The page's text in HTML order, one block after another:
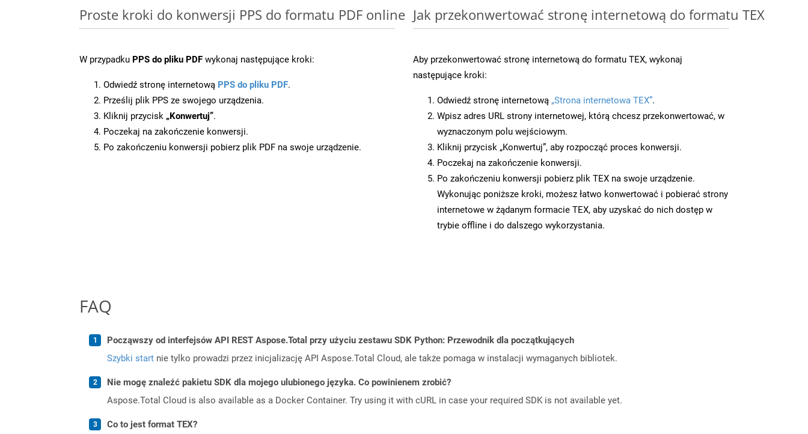
Proste kroki do konwersji PPS do formatu PDF online
W przypadku PPS do pliku PDF wykonaj następujące kroki:
Odwiedź stronę internetową PPS do pliku PDF.
Prześlij plik PPS ze swojego urządzenia.
Kliknij przycisk „Konwertuj”.
Poczekaj na zakończenie konwersji.
Po zakończeniu konwersji pobierz plik PDF na swoje urządzenie.
Jak przekonwertować stronę internetową do formatu TEX
Aby przekonwertować stronę internetową do formatu TEX, wykonaj
następujące kroki:
Odwiedź stronę internetową „Strona internetowa TEX”.
Wpisz adres URL strony internetowej, którą chcesz przekonwertować, w
wyznaczonym polu wejściowym.
Kliknij przycisk „Konwertuj”, aby rozpocząć proces konwersji.
Poczekaj na zakończenie konwersji.
Po zakończeniu konwersji pobierz plik TEX na swoje urządzenie.
Wykonując poniższe kroki, możesz łatwo konwertować i pobierać strony
internetowe w żądanym formacie TEX, aby uzyskać do nich dostęp w
trybie offline i do dalszego wykorzystania.
FAQ
Począwszy od interfejsów API REST Aspose.Total przy użyciu zestawu SDK Python: Przewodnik dla początkujących
Szybki start nie tylko prowadzi przez inicjalizację API Aspose.Total Cloud, ale także pomaga w instalacji wymaganych bibliotek.
Nie mogę znaleźć pakietu SDK dla mojego ulubionego języka. Co powinienem zrobić?
Aspose.Total Cloud is also available as a Docker Container. Try using it with cURL in case your required SDK is not available yet.
Co to jest format TEX?